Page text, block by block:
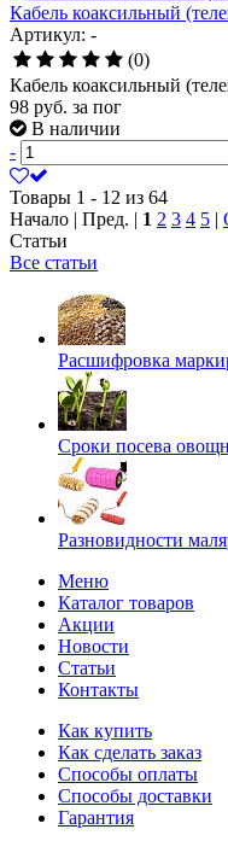
Кабель коаксильный
Артикул: -
(0)
Кабель коаксильный
98 руб. за пог
В наличии
-
Товары 1 - 12 из 64
Начало | Пред. | 1 2 3 4 5 |
Статьи
Все статьи
Расшифровка
Сроки посева
Разновидности
Меню
Каталог товаров
Акции
Новости
Статьи
Контакты
Как купить
Как сделать заказ
Способы оплаты
Способы доставки
Гарантия